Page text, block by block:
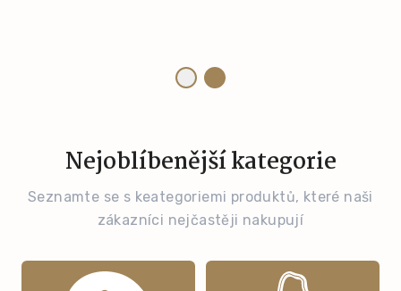
Nejoblíbenější kategorie
Seznamte se s keategoriemi produktů, které naši
zákazníci nejčastěji nakupují